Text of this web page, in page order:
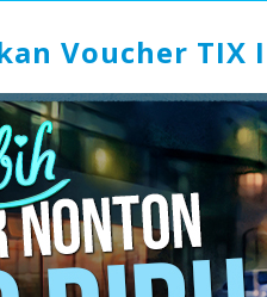
Voucher TIX